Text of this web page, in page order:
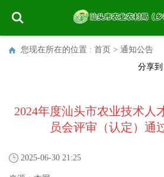
您现在所在的位置 : 首页 > 通知公告
分享到
2024年度汕头市农业技术人
员会评审（认定）通
2025-06-30 21:25